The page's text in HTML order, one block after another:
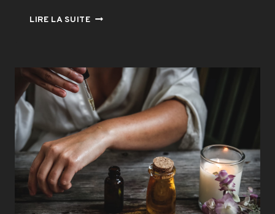
LIRE LA SUITELE
ALLIÉ
LA
MUSCULATION
ET
LE
SPORT
EN
GÉNÉRAL
?